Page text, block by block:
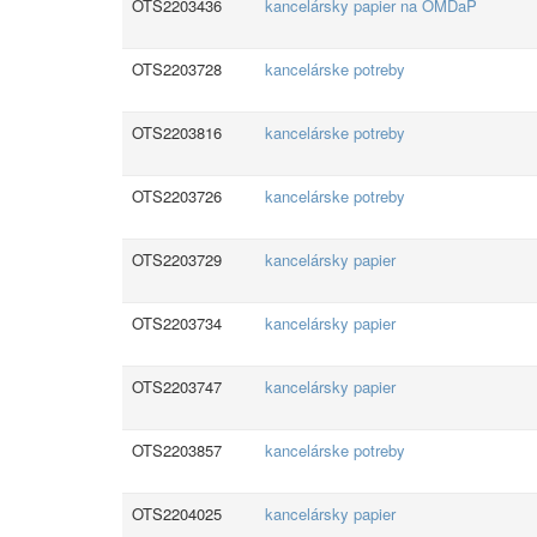
OTS2203436 kancelársky papier na OMDaP
OTS2203728 kancelárske potreby
OTS2203816 kancelárske potreby
OTS2203726 kancelárske potreby
OTS2203729 kancelársky papier
OTS2203734 kancelársky papier
OTS2203747 kancelársky papier
OTS2203857 kancelárske potreby
OTS2204025 kancelársky papier